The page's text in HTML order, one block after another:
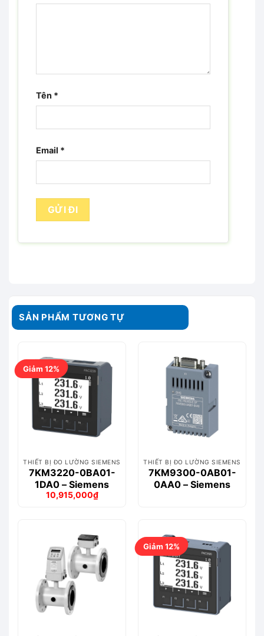
Tên *
Email *
SẢN PHẨM TƯƠNG TỰ
Giảm 12%
THIẾT BỊ ĐO LƯỜNG SIEMENS
7KM3220-0BA01-
1DA0 – Siemens
Giá
10,915,000₫
Giá
10,915,000₫.
THIẾT BỊ ĐO LƯỜNG SIEMENS
7KM9300-0AB01-
0AA0 – Siemens
Giảm 12%